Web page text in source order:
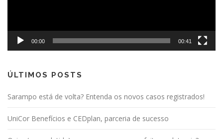
00:00 00:41
ÚLTIMOS POSTS
Sarampo está de volta? Entenda os novos casos registrados!
UniCor Benefícios e CEDplan, parceria de sucesso